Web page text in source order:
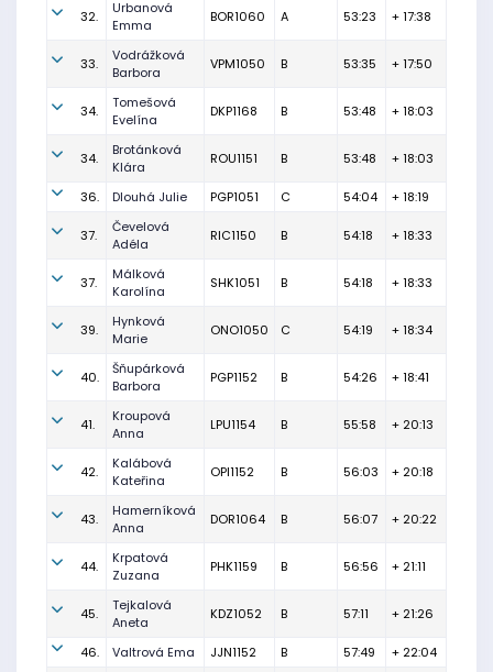
32.
Urbanová
Emma
BOR1060 A 53:23 + 17:38
33.
Vodrážková
Barbora
VPM1050 B 53:35 + 17:50
34.
Tomešová
Evelína
DKP1168 B 53:48 + 18:03
34.
Brotánková
Klára
ROU1151 B 53:48 + 18:03
36. Dlouhá Julie PGP1051 C 54:04 + 18:19
37.
Čevelová
Adéla
RIC1150 B 54:18 + 18:33
37.
Málková
Karolína
SHK1051 B 54:18 + 18:33
39.
Hynková
Marie
ONO1050 C 54:19 + 18:34
40.
Šňupárková
Barbora
PGP1152 B 54:26 + 18:41
41.
Kroupová
Anna
LPU1154 B 55:58 + 20:13
42.
Kalábová
Kateřina
OPI1152 B 56:03 + 20:18
43.
Hamerníková
Anna
DOR1064 B 56:07 + 20:22
44.
Krpatová
Zuzana
PHK1159 B 56:56 + 21:11
45.
Tejkalová
Aneta
KDZ1052 B 57:11 + 21:26
46. Valtrová Ema JJN1152 B 57:49 + 22:04